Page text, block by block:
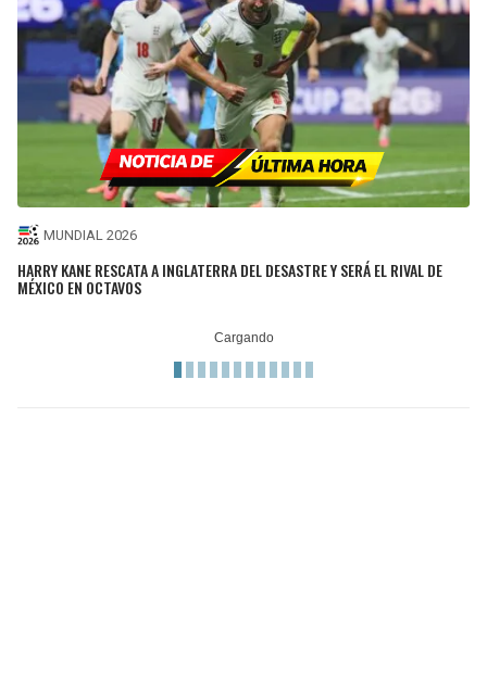
MUNDIAL 2026
HARRY KANE RESCATA A INGLATERRA DEL DESASTRE Y SERÁ EL RIVAL DE
MÉXICO EN OCTAVOS